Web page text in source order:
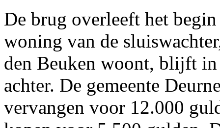
De brug overleeft het
woning van de
den Beuken woont, blijft
achter. De gemeente
vervangen voor 12.000